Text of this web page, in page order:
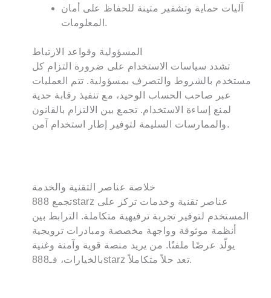
آليات حماية وتشفير متينة للحفاظ على أمان
المعلومات.
المسؤولية وقواعد الارتباط
تشدد سياسات الاستخدام على ضرورة التزام كل
مستخدم بالشروط والتصرف بمسؤولية. تتم العمليات
عبر صاحب الحساب الوحيد، مع تنفيذ رقابة حدية
لمنع إساءة الاستخدام. تجمع بين الالتزام بالقانون
والممارسات السليمة لتوفير إطار استخدام آمن.
خلاصة عناصر التقنية والخدمة
تجمع 888starz عناصر تقنية وخدمات تركز على
المستخدم لتوفير تجربة ترفيهية متكاملة. الترابط بين
أنظمة موثوقة وواجهة مخصصة ومبادرات ترويجية
يولّد عرضًا ملفتًا. من يريد منصة قوية وآمنة وغنية
بالخيارات، فـ888starz تعد حلاً متكاملاً.